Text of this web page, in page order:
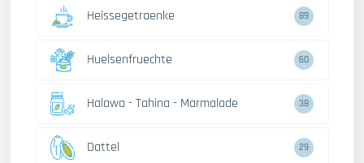
Heissegetraenke 89
Huelsenfruechte 60
Halawa - Tahina - Marmalade 38
Dattel 29